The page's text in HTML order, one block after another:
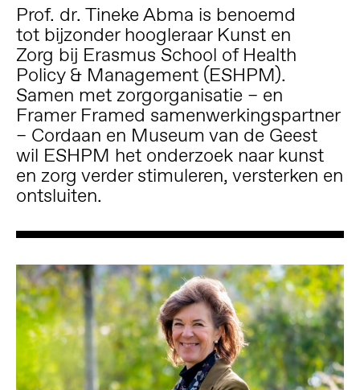
Prof. dr. Tineke Abma is benoemd
tot bijzonder hoogleraar Kunst en
Zorg bij Erasmus School of Health
Policy & Management (ESHPM).
Samen met zorgorganisatie – en
Framer Framed samenwerkingspartner
– Cordaan en Museum van de Geest
wil ESHPM het onderzoek naar kunst
en zorg verder stimuleren, versterken en
ontsluiten.